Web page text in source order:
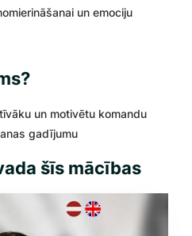
un emociju
un motivētu komandu
gadījumu
šīs mācības